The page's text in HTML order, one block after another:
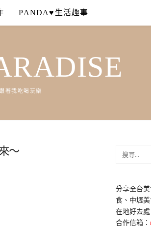
PANDA♥生活趣事
著我吃喝玩樂
～
鍵
字:
分享全台
食、中壢
在地好去處
合作信箱：